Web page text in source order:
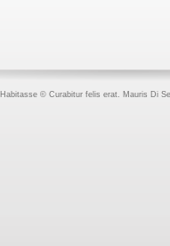
Habitasse © Curabitur felis erat. Mauris Di